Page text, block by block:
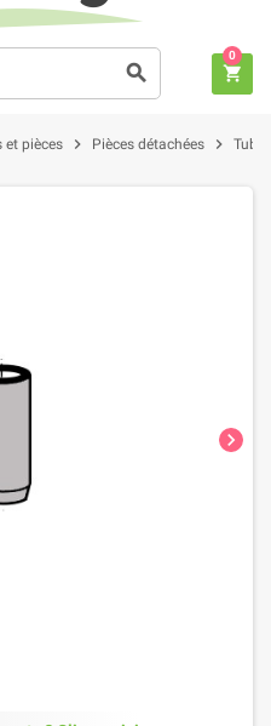
search shopping_cart
0
et pièces chevron_right Pièces détachées chevron_right Tube
chevron_right